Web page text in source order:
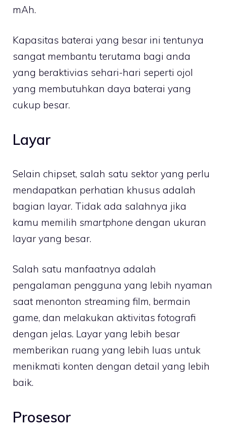
mAh.
Kapasitas baterai yang besar ini tentunya
sangat membantu terutama bagi anda
yang beraktivias sehari-hari seperti ojol
yang membutuhkan daya baterai yang
cukup besar.
Layar
Selain chipset, salah satu sektor yang perlu
mendapatkan perhatian khusus adalah
bagian layar. Tidak ada salahnya jika
kamu memilih smartphone dengan ukuran
layar yang besar.
Salah satu manfaatnya adalah
pengalaman pengguna yang lebih nyaman
saat menonton streaming film, bermain
game, dan melakukan aktivitas fotografi
dengan jelas. Layar yang lebih besar
memberikan ruang yang lebih luas untuk
menikmati konten dengan detail yang lebih
baik.
Prosesor